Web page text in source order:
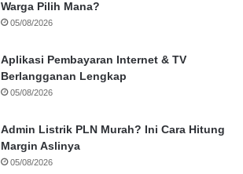
Warga Pilih Mana?
05/08/2026
Aplikasi Pembayaran Internet & TV
Berlangganan Lengkap
05/08/2026
Admin Listrik PLN Murah? Ini Cara Hitung
Margin Aslinya
05/08/2026